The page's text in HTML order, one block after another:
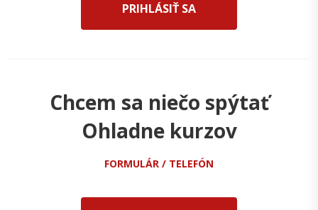
PRIHLÁSIŤ SA
Chcem sa niečo spýtať
Ohladne kurzov
FORMULÁR / TELEFÓN